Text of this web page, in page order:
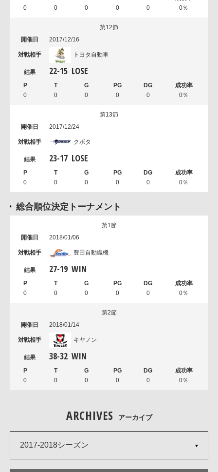
0 0 0 0 0 0％
第12節
2017/12/16
トヨタ自動車
22-15 LOSE
0 0 0 0 0 0％
第13節
2017/12/24
クボタ
23-17 LOSE
0 0 0 0 0 0％
総合順位決定トーナメント
第1節
2018/01/06
豊田自動織機
27-19 WIN
0 0 0 0 0 0％
第2節
2018/01/14
キヤノン
38-32 WIN
0 0 0 0 0 0％
ARCHIVES アーカイブ
2017-2018シーズン